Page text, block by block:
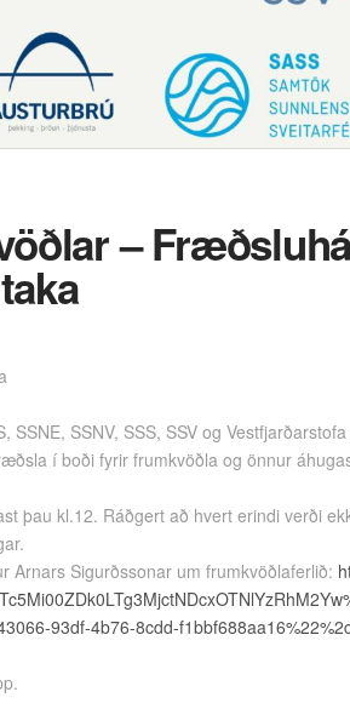
–
SSNE, SSNV, SSS, SSV og
í boði fyrir frumkvöðla og önnur
þau kl.12. Ráðgert að hvert erindi verði
Arnars Sigurðssonar um frumkvöðlaferlið:
93df-4b76-8cdd-